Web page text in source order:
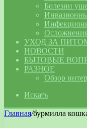
Болезни
УХОД ЗА
НОВОСТИ
БЫТОВЫЕ
РАЗНОЕ
Обзор
Искать
Главная/бурмилла